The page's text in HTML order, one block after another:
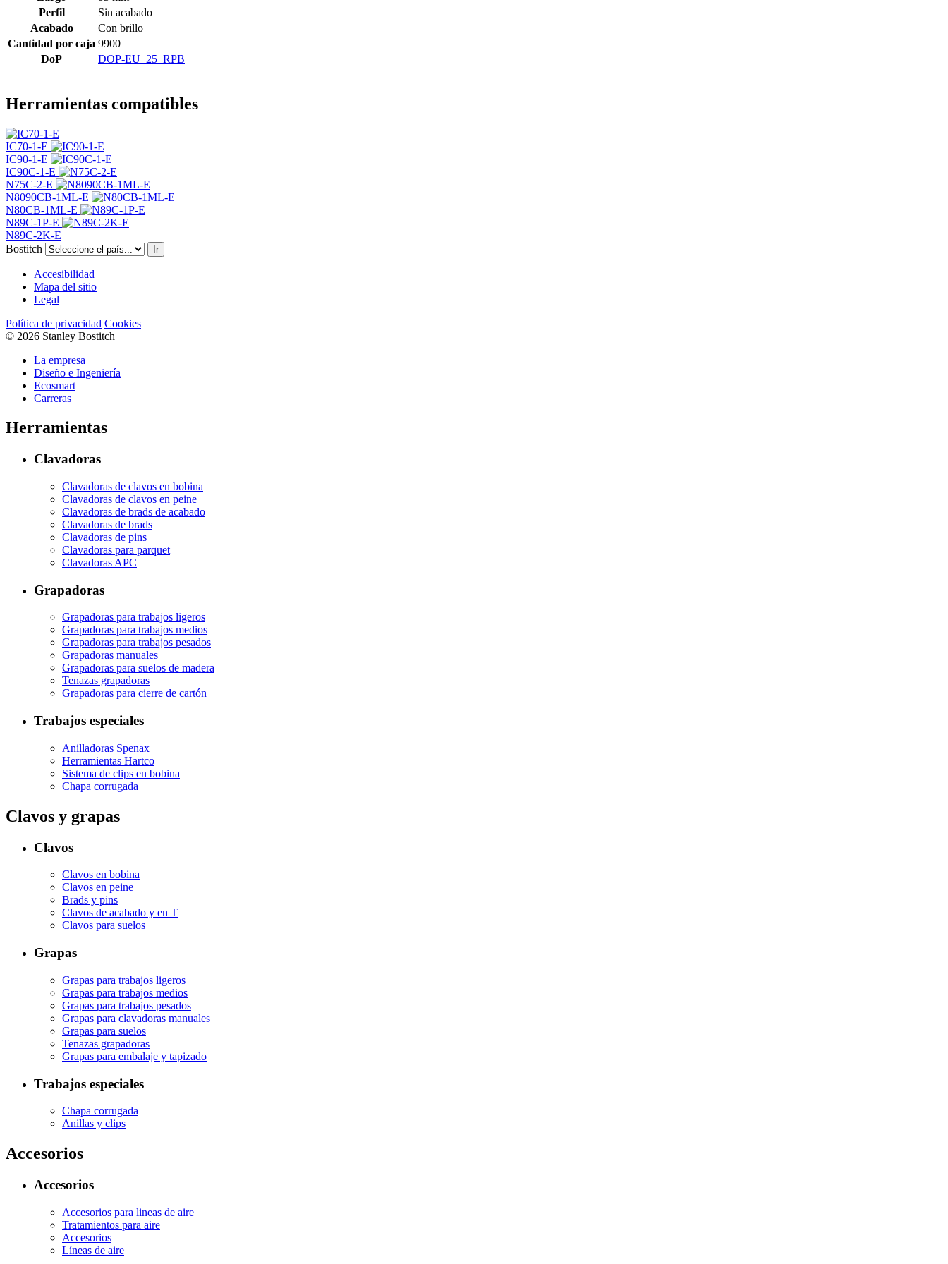
Perfil
Sin acabado
Acabado
Con brillo
Cantidad por caja 9900
DoP
DOP-EU_25_RPB
Herramientas compatibles
IC70-1-E
IC90-1-E
IC90C-1-E
N75C-2-E
N8090CB-1ML-E
N80CB-1ML-E
N89C-1P-E
N89C-2K-E
Bostitch
Ir
Accesibilidad
Mapa del sitio
Legal
Política de privacidad Cookies
© 2026 Stanley Bostitch
La empresa
Diseño e Ingeniería
Ecosmart
Carreras
Herramientas
Clavadoras
Clavadoras de clavos en bobina
Clavadoras de clavos en peine
Clavadoras de brads de acabado
Clavadoras de brads
Clavadoras de pins
Clavadoras para parquet
Clavadoras APC
Grapadoras
Grapadoras para trabajos ligeros
Grapadoras para trabajos medios
Grapadoras para trabajos pesados
Grapadoras manuales
Grapadoras para suelos de madera
Tenazas grapadoras
Grapadoras para cierre de cartón
Trabajos especiales
Anilladoras Spenax
Herramientas Hartco
Sistema de clips en bobina
Chapa corrugada
Clavos y grapas
Clavos
Clavos en bobina
Clavos en peine
Brads y pins
Clavos de acabado y en T
Clavos para suelos
Grapas
Grapas para trabajos ligeros
Grapas para trabajos medios
Grapas para trabajos pesados
Grapas para clavadoras manuales
Grapas para suelos
Tenazas grapadoras
Grapas para embalaje y tapizado
Trabajos especiales
Chapa corrugada
Anillas y clips
Accesorios
Accesorios
Accesorios para lineas de aire
Tratamientos para aire
Accesorios
Líneas de aire